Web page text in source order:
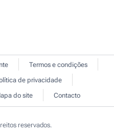
Termos e condições
de privacidade
do site Contacto
reservados.